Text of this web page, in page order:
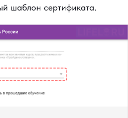
шаблон сертификата.